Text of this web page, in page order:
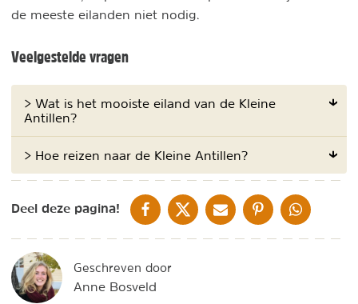
de meeste eilanden niet nodig.
Veelgestelde vragen
> Wat is het mooiste eiland van de Kleine
Antillen?
> Hoe reizen naar de Kleine Antillen?
Deel deze pagina! DELEN OP FACEBOOK
DELEN OP XDELEN VIA DE MAIL
DELEN OP PINTEREST
DELEN OP
Geschreven door
Anne Bosveld